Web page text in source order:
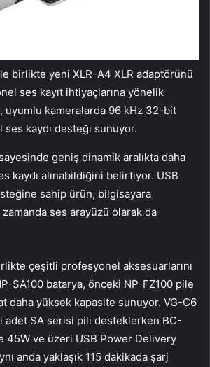
birlikte yeni XLR-A4 XLR adaptörünü
ses kayıt ihtiyaçlarına yönelik
uyumlu kameralarda 96 kHz 32-bit
ses kaydı desteği sunuyor.
geniş dinamik aralıkta daha
kaydı alınabildiğini belirtiyor. USB
sahip ürün, bilgisayara
zamanda ses arayüzü olarak da
çeşitli profesyonel aksesuarlarını
SA100 batarya, önceki NP-FZ100 pile
daha yüksek kapasite sunuyor. VG-C6
adet SA serisi pili desteklerken BC-
45W ve üzeri USB Power Delivery
anda yaklaşık 115 dakikada şarj